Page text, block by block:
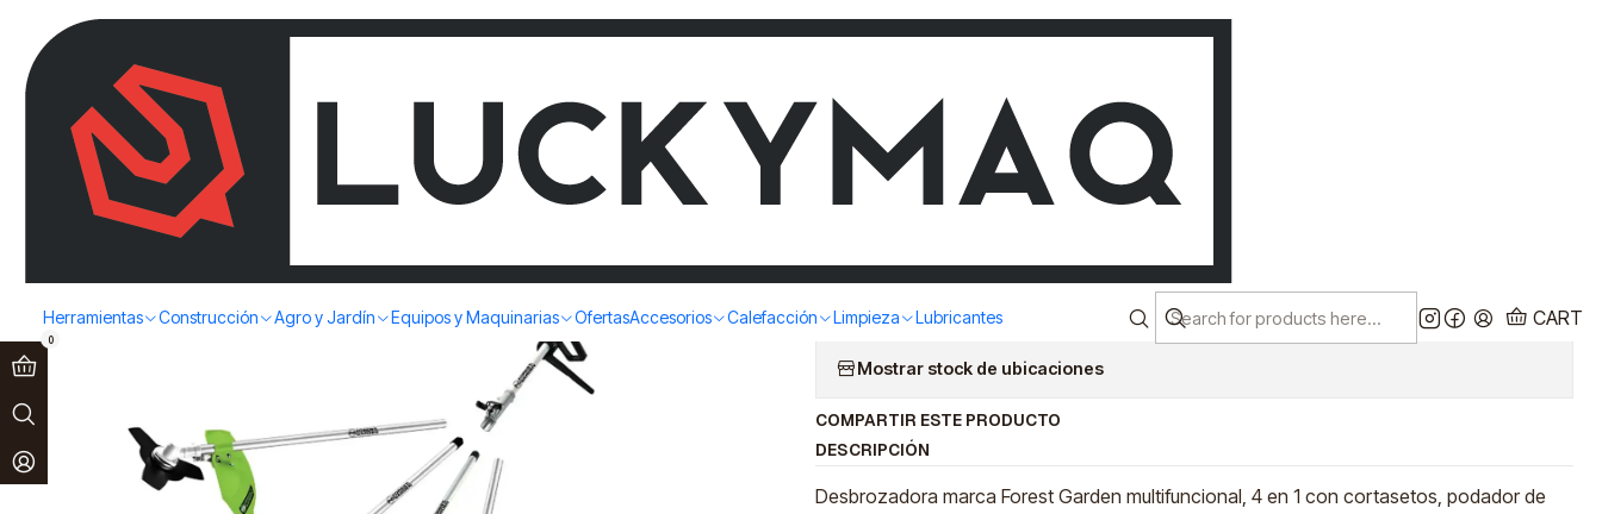
Herramientas Construcción Agro y Jardín Equipos y Maquinarias OfertasAccesorios Calefacción Limpieza Lubricantes CART
0
Paga en 3 cuotas sin interés!Ver más Despacho a todo chile!
Home
DESBROZADORA A
COMBUSTION 52CC 4 EN 1
FOREST GARDEN DESG 752/1
Mostrar stock de ubicaciones
COMPARTIR ESTE PRODUCTO
DESCRIPCIÓN
Desbrozadora marca Forest Garden multifuncional, 4 en 1 con cortasetos, podador de